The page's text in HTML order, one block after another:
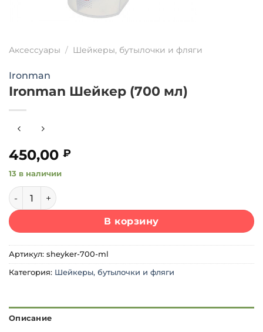
Аксессуары / Шейкеры, бутылочки и фляги
Ironman
Ironman Шейкер (700 мл)
450,00 ₽
13 в наличии
Количество товара Ironman Шейкер (700 мл)
В корзину
Артикул: sheyker-700-ml
Категория: Шейкеры, бутылочки и фляги
Описание